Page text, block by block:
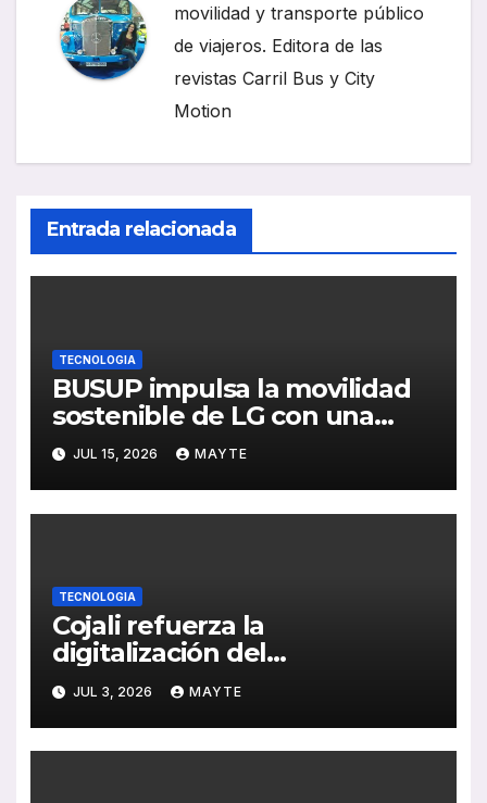
movilidad y transporte público
de viajeros. Editora de las
revistas Carril Bus y City
Motion
Entrada relacionada
TECNOLOGIA
BUSUP impulsa la movilidad
sostenible de LG con una
nueva ruta de transporte
corporativo
JUL 15, 2026 MAYTE
TECNOLOGIA
Cojali refuerza la
digitalización del
mantenimiento de autobuses
con un premio a su
tecnología de simulación
electrónica
JUL 3, 2026 MAYTE